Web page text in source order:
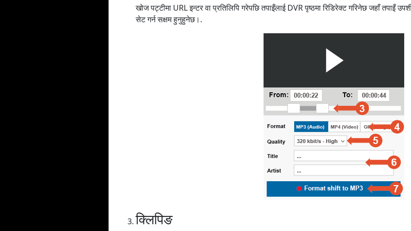
खोज पट्टीमा URL इन्टर वा प्रतिलिपि गरेपछि तपाइँलाई DVR पृष्ठमा रिडिरेक्ट गरिनेछ जहाँ तपाइँ
सेट गर्न सक्षम हुनुहुनेछ।.
क्लिपिङ